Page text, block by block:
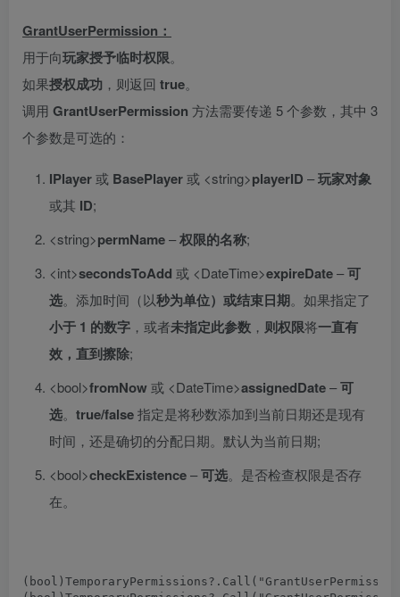
GrantUserPermission：
用于向玩家授予临时权限。
如果授权成功 ，则返回 true。
调用 GrantUserPermission 方法需要传递 5 个参数，其中 3
个参数是可选的：
IPlayer或 BasePlayer或 <string>playerID –玩家对象
或其 ID;
<string>permName–权限的名称;
<int>secondsToAdd 或 <DateTime>expireDate–可
选。添加时间（以秒为单位）或结束日期。如果指定了
小于 1 的数字 ，或者未指定此参数 ， 则权限将一直有
效，直到擦除;
<bool>fromNow或 <DateTime>assignedDate–可
选。 true/false指定是将秒数添加到当前日期还是现有
时间，还是确切的分配日期。默认为当前日期;
<bool>checkExistence–可选。是否检查权限是否存
在。
( bool ) TemporaryPermissions?. Call (